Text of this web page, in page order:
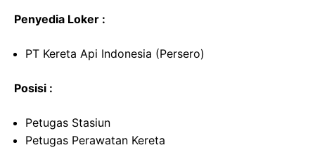
Penyedia Loker :
PT Kereta Api Indonesia (Persero)
Posisi :
Petugas Stasiun
Petugas Perawatan Kereta